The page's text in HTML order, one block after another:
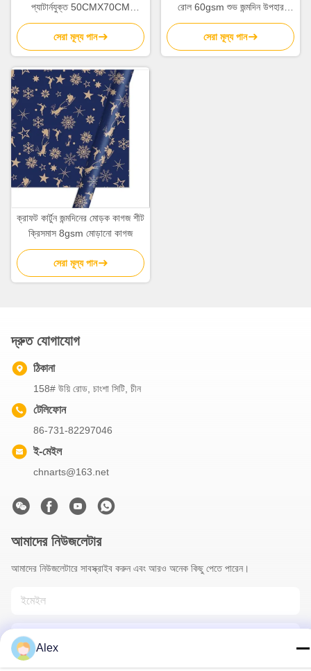
প্যাটার্নযুক্ত 50CMX70CM
উপহারের মোড়ক পেপার রোল
সেরা মূল্য পান
রোল 60gsm শুভ জন্মদিন উপহার
মোড়ানো কাগজ
সেরা মূল্য পান
ক্রাফট কার্টুন জন্মদিনের মোড়ক কাগজ শীট
ক্রিসমাস 8gsm মোড়ানো কাগজ
সেরা মূল্য পান
দ্রুত যোগাযোগ
ঠিকানা
158# উয়ি রোড, চাংশা সিটি, চীন
টেলিফোন
86-731-82297046
ই-মেইল
chnarts@163.net
আমাদের নিউজলেটার
আমাদের নিউজলেটারে সাবস্ক্রাইব করুন এবং আরও অনেক কিছু পেতে পারেন।
Alex